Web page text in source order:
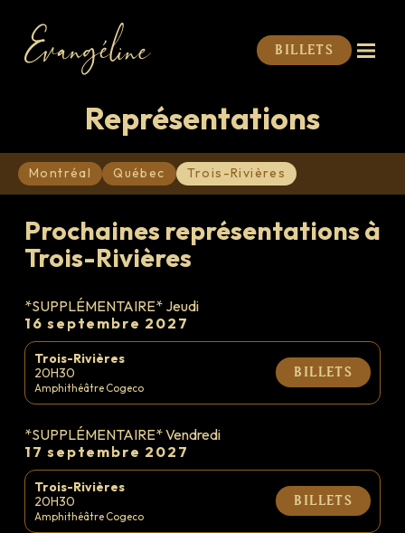
Billets
Représentations
Montréal Québec Trois-Rivières
Prochaines représentations à
Trois-Rivières
*SUPPLÉMENTAIRE* Jeudi
16 septembre 2027
Trois-Rivières
20H30
Amphithéâtre Cogeco
Billets
*SUPPLÉMENTAIRE* Vendredi
17 septembre 2027
Trois-Rivières
20H30
Amphithéâtre Cogeco
Billets